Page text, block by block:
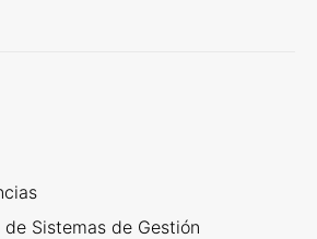
Sistemas de Gestión